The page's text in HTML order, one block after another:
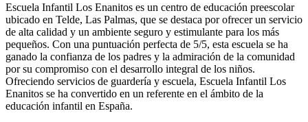
Escuela Infantil Los Enanitos es un centro de educación preescolar
ubicado en Telde, Las Palmas, que se destaca por ofrecer un servicio
de alta calidad y un ambiente seguro y estimulante para los más
pequeños. Con una puntuación perfecta de 5/5, esta escuela se ha
ganado la confianza de los padres y la admiración de la comunidad
por su compromiso con el desarrollo integral de los niños.
Ofreciendo servicios de guardería y escuela, Escuela Infantil Los
Enanitos se ha convertido en un referente en el ámbito de la
educación infantil en España.